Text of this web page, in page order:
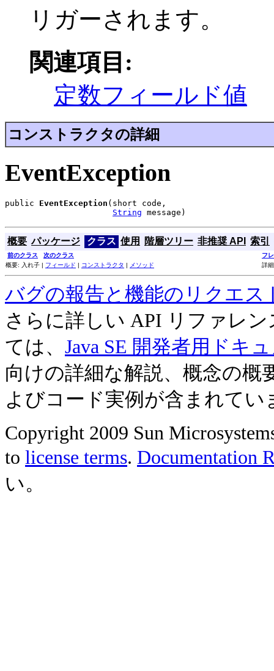
リガーされます。
関連項目:
定数フィールド値
コンストラクタの詳細
EventException
public EventException (short code,
String message)
概要 パッケージ クラス 使用 階層ツリー 非推奨 API 索引
前のクラス 次のクラス
フ
概要: 入れ子 | フィールド | コンストラクタ | メソッド 詳
バグの報告と機能のリクエス
さらに詳しい API リファレ
ては、 Java SE 開発者用ドキ
向けの詳細な解説、概念の概
よびコード実例が含まれてい
Copyright 2009 Sun
to license terms. Documentation
い。